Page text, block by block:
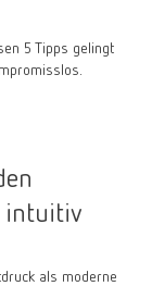
5 Tipps gelingt
intuitiv
als moderne